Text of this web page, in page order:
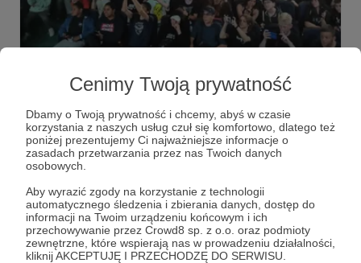
Cenimy Twoją prywatność
Dbamy o Twoją prywatność i chcemy, abyś w czasie
korzystania z naszych usług czuł się komfortowo, dlatego też
poniżej prezentujemy Ci najważniejsze informacje o
zasadach przetwarzania przez nas Twoich danych
osobowych.
Aby wyrazić zgody na korzystanie z technologii
automatycznego śledzenia i zbierania danych, dostęp do
informacji na Twoim urządzeniu końcowym i ich
przechowywanie przez Crowd8 sp. z o.o. oraz podmioty
zewnętrzne, które wspierają nas w prowadzeniu działalności,
kliknij AKCEPTUJĘ I PRZECHODZĘ DO SERWISU.
Rozliczenie za czerwiec
Dzięki Wam: 7 akcji, 850 osób, przekazane ponad 9600 zł!
pomaganie ksiądz wiara +1